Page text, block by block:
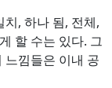
, 하나 됨, 전체,
할 수는 있다. 그
느낌들은 이내 공